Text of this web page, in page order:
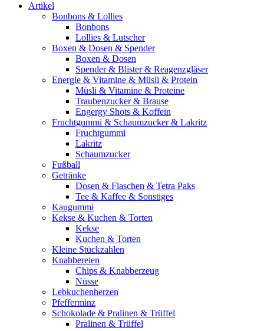
Artikel
Bonbons & Lollies
Bonbons
Lollies & Lutscher
Boxen & Dosen & Spender
Boxen & Dosen
Spender & Blister & Reagenzgläser
Energie & Vitamine & Müsli & Protein
Müsli & Vitamine & Proteine
Traubenzucker & Brause
Engergy Shots & Koffein
Fruchtgummi & Schaumzucker & Lakritz
Fruchtgummi
Lakritz
Schaumzucker
Fußball
Getränke
Dosen & Flaschen & Tetra Paks
Tee & Kaffee & Sonstiges
Kaugummi
Kekse & Kuchen & Torten
Kekse
Kuchen & Torten
Kleine Stückzahlen
Knabbereien
Chips & Knabberzeug
Nüsse
Lebkuchenherzen
Pfefferminz
Schokolade & Pralinen & Trüffel
Pralinen & Trüffel